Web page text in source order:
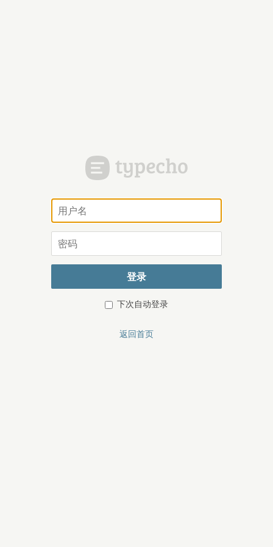
用
户
名
密
登录
下次自动登录
返回首页